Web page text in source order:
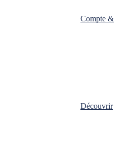
Compte &
Découvrir